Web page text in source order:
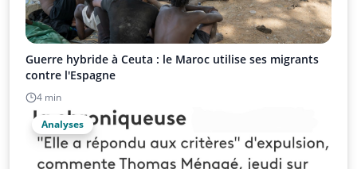
Guerre hybride à Ceuta : le Maroc utilise ses migrants
contre l'Espagne
4 min
Analyses